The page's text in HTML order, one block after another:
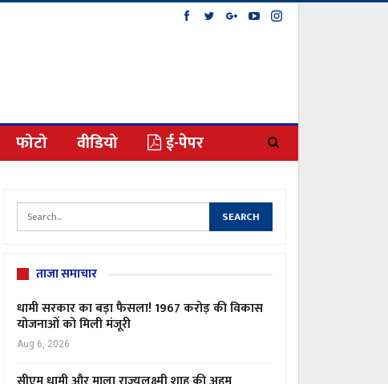
फोटो वीडियो ई-पेपर
ताजा समाचार
धामी सरकार का बड़ा फैसला! 1967 करोड़ की विकास
योजनाओं को मिली मंजूरी
Aug 6, 2026